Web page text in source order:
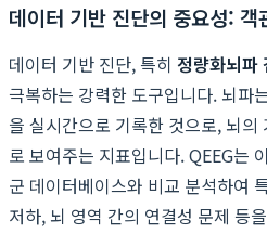
데이터 기반 진단의 중요성: 객
데이터 기반 진단, 특히 정량화뇌파
극복하는 강력한 도구입니다. 뇌파
을 실시간으로 기록한 것으로, 뇌
로 보여주는 지표입니다. QEEG는
군 데이터베이스와 비교 분석하여
저하, 뇌 영역 간의 연결성 문제 등